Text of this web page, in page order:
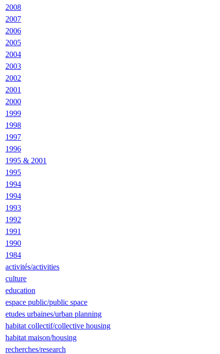
2008
2007
2006
2005
2004
2003
2002
2001
2000
1999
1998
1997
1996
1995 & 2001
1995
1994
1994
1993
1992
1991
1990
1984
activités/activities
culture
education
espace public/public space
etudes urbaines/urban planning
habitat collectif/collective housing
habitat maison/housing
recherches/research